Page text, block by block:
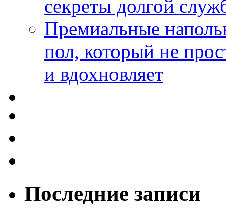
секреты долгой
Премиальные
пол, который не
и вдохновляет
Последние записи